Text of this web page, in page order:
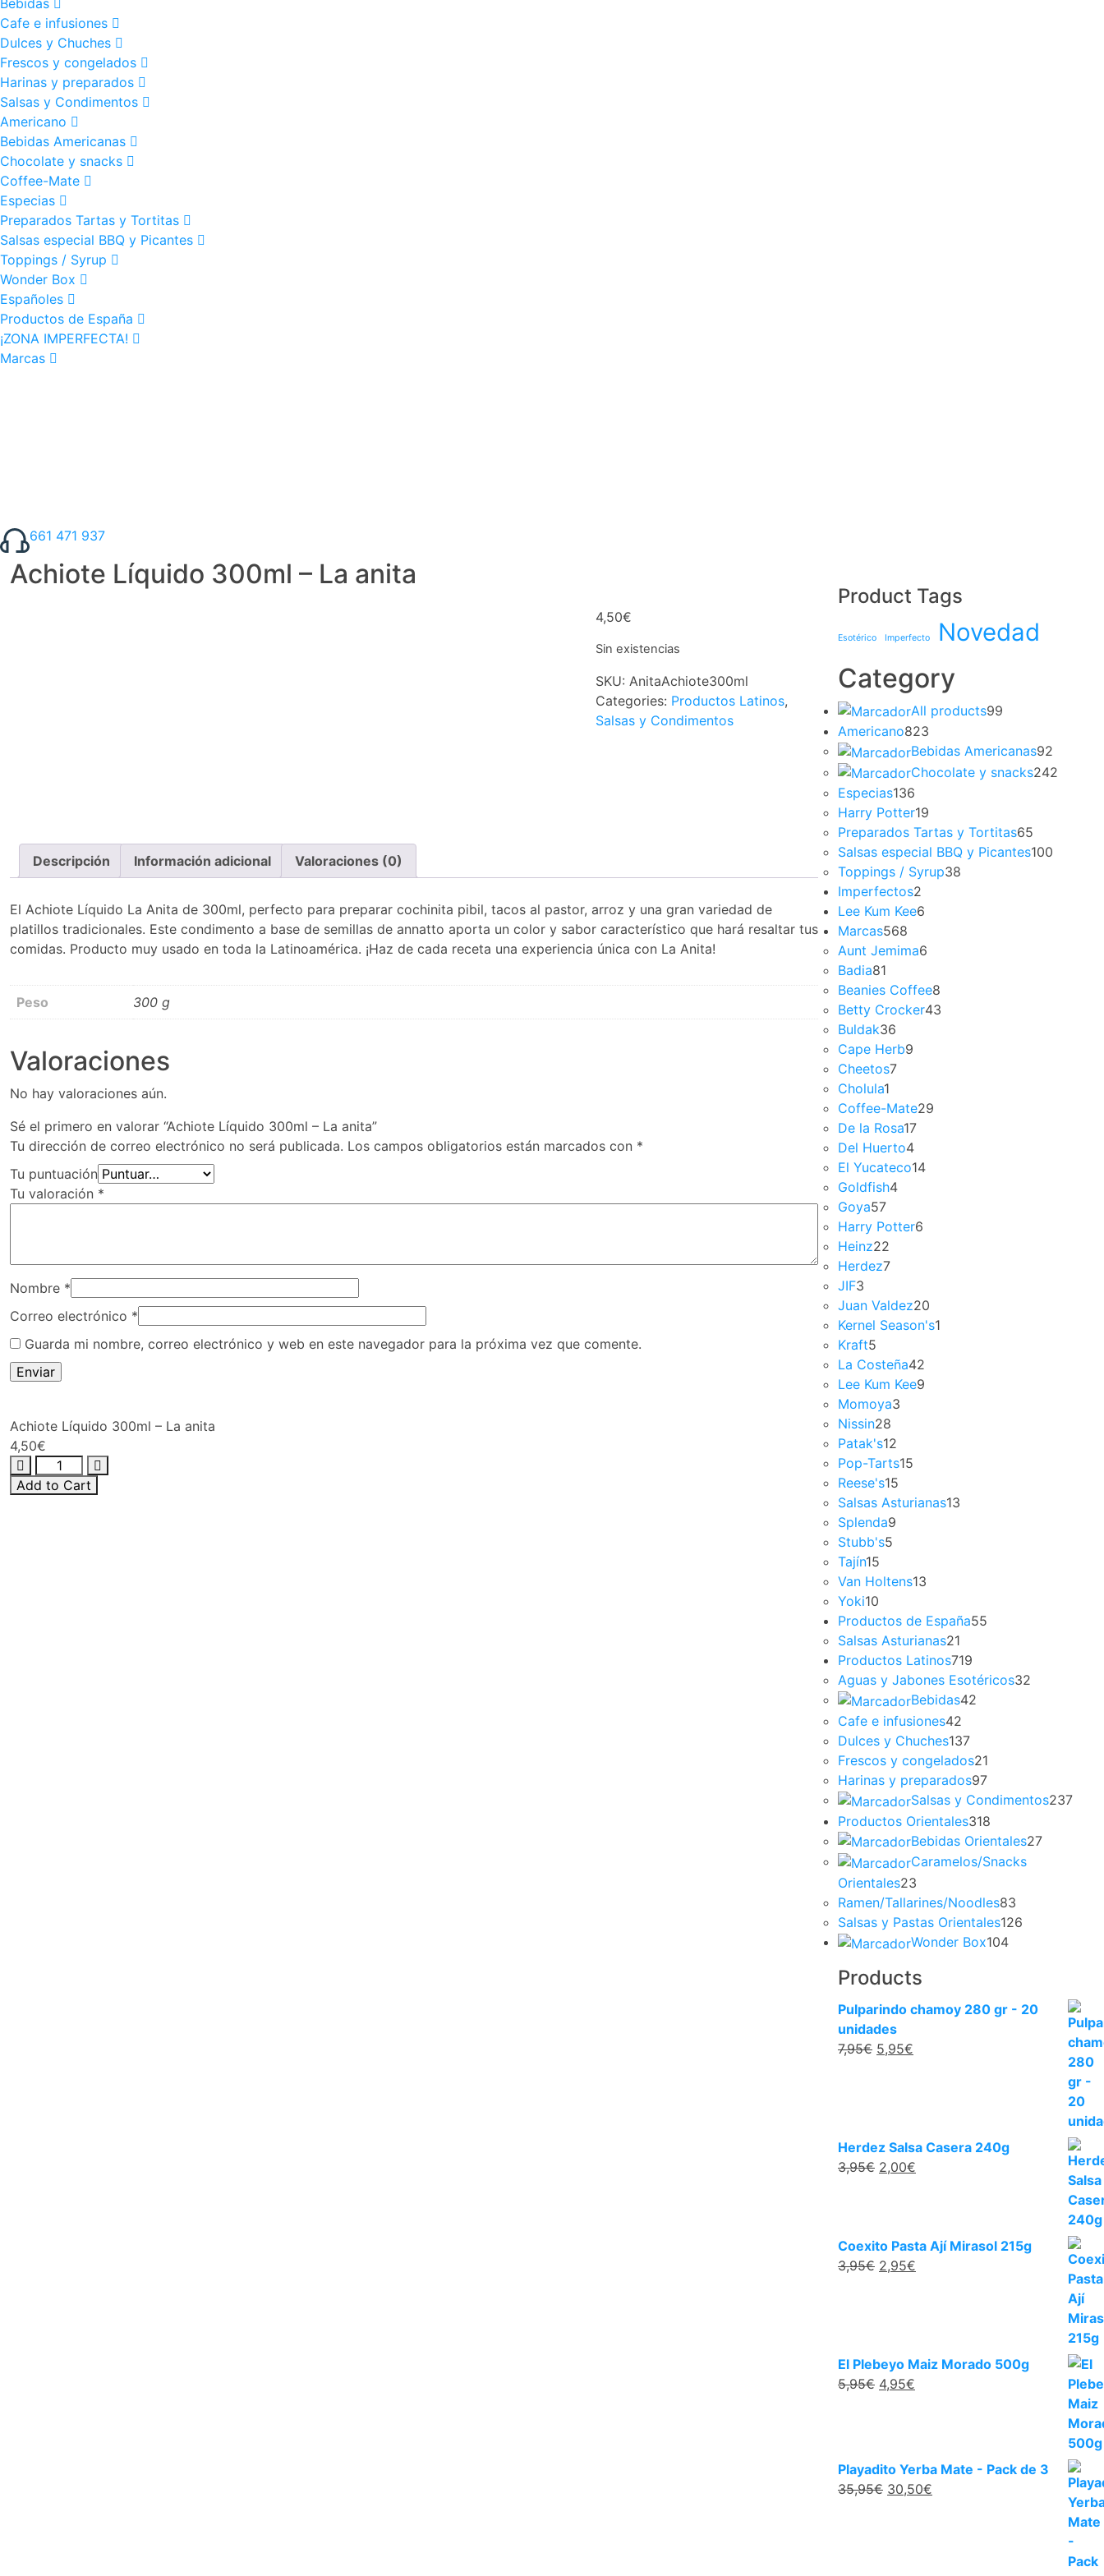
Cafe e infusiones
Dulces y Chuches
Frescos y congelados
Harinas y preparados
Salsas y Condimentos
Americano
Bebidas Americanas
Chocolate y snacks
Coffee-Mate
Especias
Preparados Tartas y Tortitas
Salsas especial BBQ y Picantes
Toppings / Syrup
Wonder Box
Españoles
Productos de España
¡ZONA IMPERFECTA!
Marcas
661 471 937
Achiote Líquido 300ml – La anita
4,50€
Sin existencias
SKU:AnitaAchiote300ml
Categories: Productos Latinos,
Salsas y Condimentos
Descripción Información adicional Valoraciones (0)
El Achiote Líquido La Anita de 300ml, perfecto para preparar cochinita pibil, tacos al pastor, arroz y una gran variedad de
platillos tradicionales. Este condimento a base de semillas de annatto aporta un color y sabor característico que hará resaltar tus
comidas. Producto muy usado en toda la Latinoamérica. ¡Haz de cada receta una experiencia única con La Anita!
Peso 300 g
Valoraciones
No hay valoraciones aún.
Sé el primero en valorar “Achiote Líquido 300ml – La anita”
Tu dirección de correo electrónico no será publicada. Los campos obligatorios están marcados con *
Tu puntuación
Tu valoración *
Nombre *
Correo electrónico *
Guarda mi nombre, correo electrónico y web en este navegador para la próxima vez que comente.
Achiote Líquido 300ml – La anita
4,50€
Add to Cart
Product Tags
Esotérico Imperfecto Novedad
Category
All products99
Americano823
Bebidas Americanas92
Chocolate y snacks242
Especias136
Harry Potter19
Preparados Tartas y Tortitas65
Salsas especial BBQ y Picantes100
Toppings / Syrup38
Imperfectos2
Lee Kum Kee6
Marcas568
Aunt Jemima6
Badia81
Beanies Coffee8
Betty Crocker43
Buldak36
Cape Herb9
Cheetos7
Cholula1
Coffee-Mate29
De la Rosa17
Del Huerto4
El Yucateco14
Goldfish4
Goya57
Harry Potter6
Heinz22
Herdez7
JIF3
Juan Valdez20
Kernel Season's1
Kraft5
La Costeña42
Lee Kum Kee9
Momoya3
Nissin28
Patak's12
Pop-Tarts15
Reese's15
Salsas Asturianas13
Splenda9
Stubb's5
Tajín15
Van Holtens13
Yoki10
Productos de España55
Salsas Asturianas21
Productos Latinos719
Aguas y Jabones Esotéricos32
Bebidas42
Cafe e infusiones42
Dulces y Chuches137
Frescos y congelados21
Harinas y preparados97
Salsas y Condimentos237
Productos Orientales318
Bebidas Orientales27
Caramelos/Snacks
Orientales23
Ramen/Tallarines/Noodles83
Salsas y Pastas Orientales126
Wonder Box104
Products
Pulparindo chamoy 280 gr - 20
unidades
7,95€ 5,95€
Herdez Salsa Casera 240g
3,95€ 2,00€
Coexito Pasta Ají Mirasol 215g
3,95€ 2,95€
El Plebeyo Maiz Morado 500g
5,95€ 4,95€
Playadito Yerba Mate - Pack de 3
35,95€ 30,50€